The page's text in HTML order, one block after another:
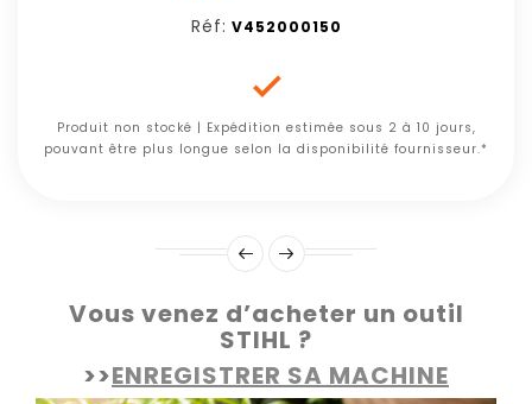
Réf: V452000150

Produit non stocké | Expédition estimée sous 2 à 10 jours,
pouvant être plus longue selon la disponibilité fournisseur.*
Vous venez d’acheter un outil
STIHL ?
>>ENREGISTRER SA MACHINE